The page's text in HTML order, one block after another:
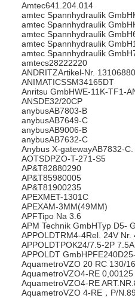
Amtec641.204.014
amtec Spannhydraulik
amtec Spannhydraulik
amtec Spannhydraulik
amtec Spannhydraulik
amtec Spannhydraulik
amtecs28222220
ANDRITZArtikel-Nr.
ANIMATICSSM34165DT
Anritsu GmbHWE-11K-TF1-
ANSDE32/20CP
anybusAB7803-B
anybusAB7649-C
anybusAB9006-B
anybusAB7632-C
Anybus X-gatewayAB7832-C.
AOTSDPZO-T-271-S5
AP&T82880290
AP&T85980005
AP&T81900235
APEXMET-1301C
APEXAM-3MM(49MM)
APFTipo Na 3.6
APM Technik GmbHTyp D5-
APPOLDTRM4-4Rel. 24V Nr.
APPOLDTPOK24/7.5-2P
APPOLDT
AquametroVZO 20 RC 130/
AquametroVZO4-RE
AquametroVZO4-RE
AquametroVZO 4-RE，P/